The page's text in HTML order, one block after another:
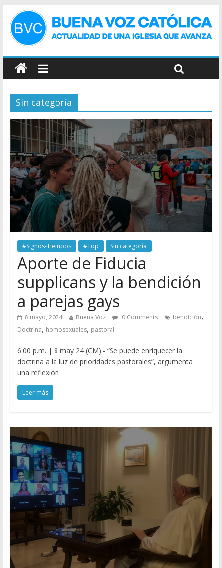
Sin categoría
#Signos-Tiempos #Top Sin categoría
Aporte de Fiducia
supplicans y la bendición
a parejas gays
8 mayo, 2024 Buena Voz 0 Comments bendición,
Doctrina, homosexuales, pastoral
6:00 p.m. | 8 may 24 (CM).- “Se puede enriquecer la
doctrina a la luz de prioridades pastorales”, argumenta
una reflexión
Leer más